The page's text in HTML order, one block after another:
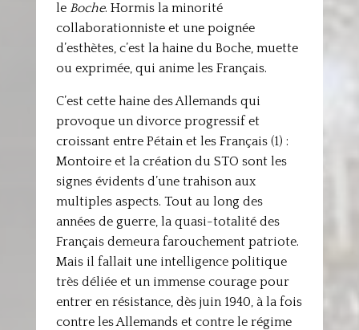
le Boche. Hormis la minorité
collaborationniste et une poignée
d’esthètes, c’est la haine du Boche, muette
ou exprimée, qui anime les Français.
C’est cette haine des Allemands qui
provoque un divorce progressif et
croissant entre Pétain et les Français (1) :
Montoire et la création du STO sont les
signes évidents d’une trahison aux
multiples aspects. Tout au long des
années de guerre, la quasi-totalité des
Français demeura farouchement patriote.
Mais il fallait une intelligence politique
très déliée et un immense courage pour
entrer en résistance, dès juin 1940, à la fois
contre les Allemands et contre le régime